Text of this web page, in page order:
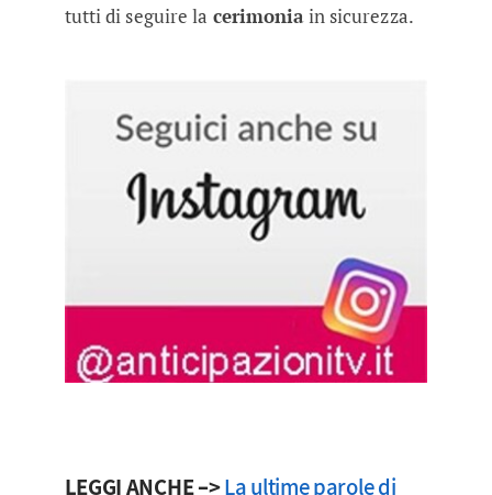
tutti di seguire la cerimoniain sicurezza.
LEGGI ANCHE –>La ultime parole di